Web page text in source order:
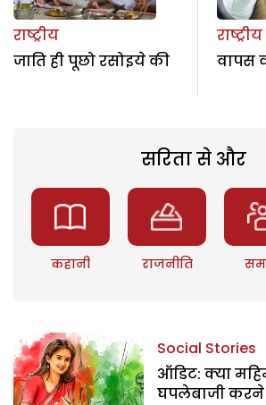
राष्ट्रीय
जाति ही पूछो रसोइये की
राष्ट्रीय
वापस
सरिता से और
कहानी राजनीति
Social Stories
ऑडिट: क्या
घपलेबाजी करने